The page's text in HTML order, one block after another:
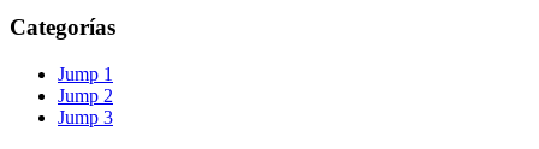
Categorías
Jump 1
Jump 2
Jump 3